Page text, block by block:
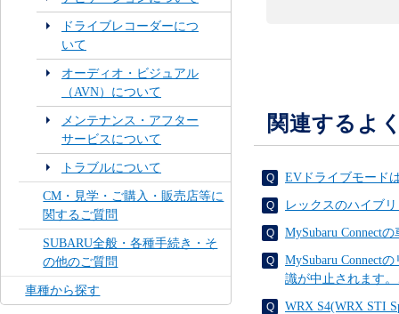
ドライブレコーダーにつ
いて
オーディオ・ビジュアル
（AVN）について
メンテナンス・アフター
サービスについて
トラブルについて
CM・見学・ご購入・販売店等に
関するご質問
SUBARU全般・各種手続き・そ
の他のご質問
車種から探す
関連するよ
EVドライブモード
レックスのハイブ
MySubaru Connect
MySubaru Connect
識が中止されます
WRX S4(WRX STI